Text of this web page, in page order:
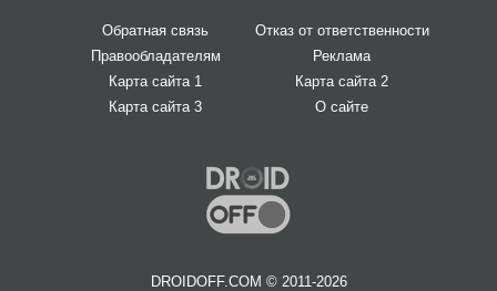
Обратная связь
Отказ от ответственности
Правообладателям
Реклама
Карта сайта 1
Карта сайта 2
Карта сайта 3
О сайте
DROIDOFF.COM © 2011-2026